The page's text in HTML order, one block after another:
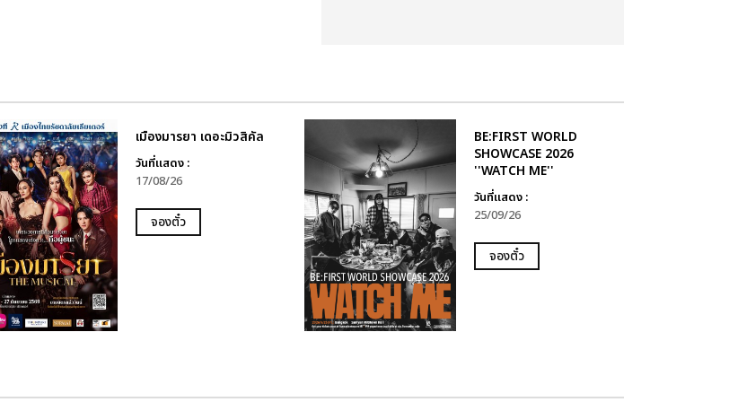
เมืองมารยา เดอะมิวสิคัล
วันที่แสดง :
17/08/26
จองตั๋ว
BE:FIRST WORLD
SHOWCASE 2026
''WATCH ME''
วันที่แสดง :
25/09/26
จองตั๋ว